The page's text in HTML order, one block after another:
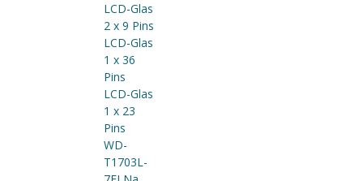
LCD-Glas
2 x 9 Pins
LCD-Glas
1 x 36
Pins
LCD-Glas
1 x 23
Pins
WD-
T1703L-